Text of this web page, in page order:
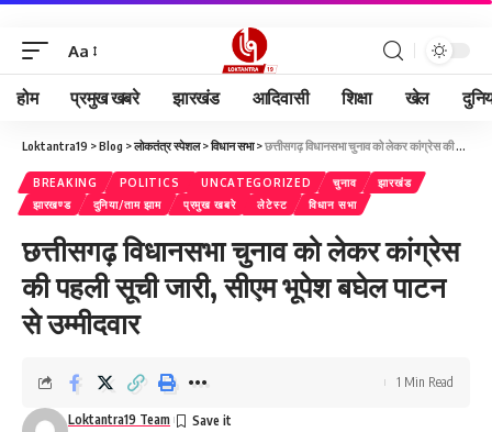
Aa
होम प्रमुख खबरे झारखंड आदिवासी शिक्षा खेल
Loktantra19 >Blog >लोकतंत्र स्पेशल>विधान सभा>छत्तीसगढ़ विधानसभा चुनाव को लेकर कांग्रेस की पहली सूची जारी, सीएम भूपेश बघेल पाटन से उम्मीदवार
BREAKING POLITICS UNCATEGORIZED चुनाव
झारखंड
झारखण्ड
दुनिया/ताम झाम प्रमुख खबरे लेटेस्ट विधान सभा
छत्तीसगढ़ विधानसभा चुनाव को लेकर कांग्रेस
की पहली सूची जारी, सीएम भूपेश बघेल पाटन
से उम्मीदवार
Loktantra19 Team
1 Min Read